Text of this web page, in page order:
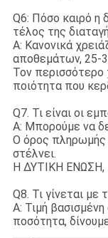
Q6: Πόσο καιρό η
τέλος της
Α: Κανονικά
αποθεμάτων, 25-
Τον περισσότερο
ποιότητα που
Q7. Τι είναι οι
Α: Μπορούμε να
Ο όρος πληρωμής
στέλνει.
Η ΔΥΤΙΚΗ ΕΝΩΣΗ,
Q8. Τι γίνεται με
Α: Τιμή
ποσότητα,